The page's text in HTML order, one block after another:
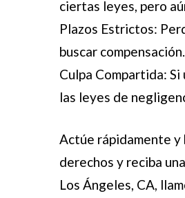
ciertas leyes, pero
Plazos Estrictos:
buscar compensación.
Culpa Compartida: Si
las leyes de
Actúe rápidamente y
derechos y reciba
Los Ángeles, CA,